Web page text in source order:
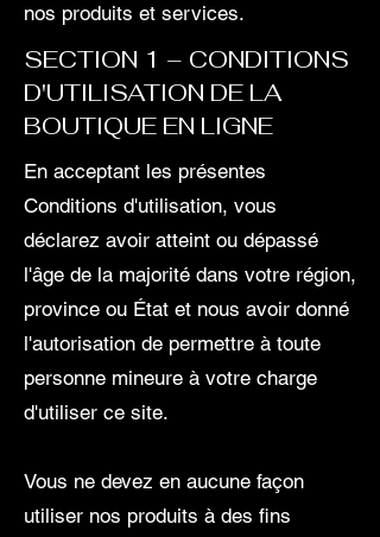
nos produits et services.
SECTION 1 – CONDITIONS
D'UTILISATION DE LA
BOUTIQUE EN LIGNE
En acceptant les présentes
Conditions d'utilisation, vous
déclarez avoir atteint ou dépassé
l'âge de la majorité dans votre région,
province ou État et nous avoir donné
l'autorisation de permettre à toute
personne mineure à votre charge
d'utiliser ce site.
Vous ne devez en aucune façon
utiliser nos produits à des fins